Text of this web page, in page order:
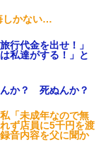
しかない…
行代金を出せ！」
私達がする！」と
んか？ 死ぬんか？
「未成年なので無
ず店員に5千円を渡
音内容を父に聞か